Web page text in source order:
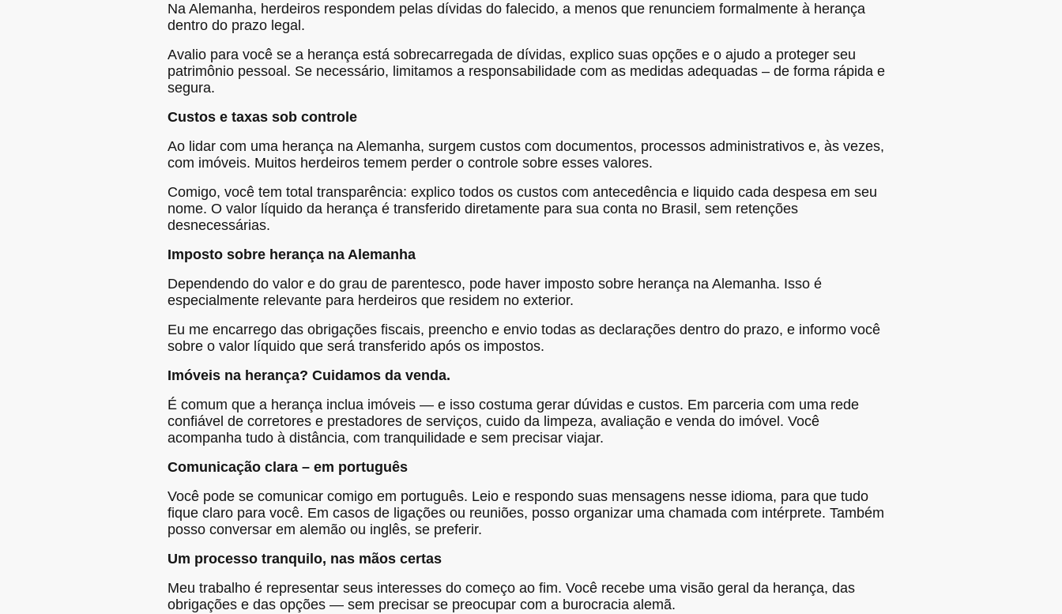
Na Alemanha, herdeiros respondem pelas dívidas do falecido, a menos que renunciem formalmente à herança
dentro do prazo legal.
Avalio para você se a herança está sobrecarregada de dívidas, explico suas opções e o ajudo a proteger seu
patrimônio pessoal. Se necessário, limitamos a responsabilidade com as medidas adequadas – de forma rápida e
segura.
Custos e taxas sob controle
Ao lidar com uma herança na Alemanha, surgem custos com documentos, processos administrativos e, às vezes,
com imóveis. Muitos herdeiros temem perder o controle sobre esses valores.
Comigo, você tem total transparência: explico todos os custos com antecedência e liquido cada despesa em seu
nome. O valor líquido da herança é transferido diretamente para sua conta no Brasil, sem retenções
desnecessárias.
Imposto sobre herança na Alemanha
Dependendo do valor e do grau de parentesco, pode haver imposto sobre herança na Alemanha. Isso é
especialmente relevante para herdeiros que residem no exterior.
Eu me encarrego das obrigações fiscais, preencho e envio todas as declarações dentro do prazo, e informo você
sobre o valor líquido que será transferido após os impostos.
Imóveis na herança? Cuidamos da venda.
É comum que a herança inclua imóveis — e isso costuma gerar dúvidas e custos. Em parceria com uma rede
confiável de corretores e prestadores de serviços, cuido da limpeza, avaliação e venda do imóvel. Você
acompanha tudo à distância, com tranquilidade e sem precisar viajar.
Comunicação clara – em português
Você pode se comunicar comigo em português. Leio e respondo suas mensagens nesse idioma, para que tudo
fique claro para você. Em casos de ligações ou reuniões, posso organizar uma chamada com intérprete. Também
posso conversar em alemão ou inglês, se preferir.
Um processo tranquilo, nas mãos certas
Meu trabalho é representar seus interesses do começo ao fim. Você recebe uma visão geral da herança, das
obrigações e das opções — sem precisar se preocupar com a burocracia alemã.